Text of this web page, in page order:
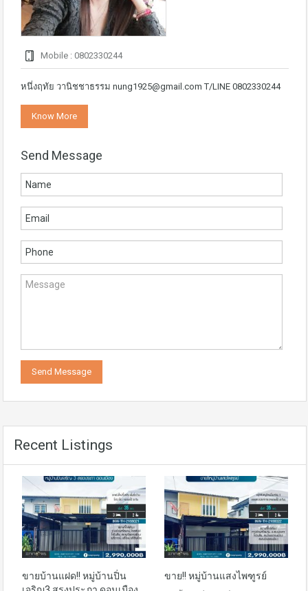
Mobile : 0802330244
หนึ่งฤทัย วานิชชาธรรม nung1925@gmail.com T/LINE 0802330244
Know More
Send Message
Recent Listings
ขายบ้านแฝด!! หมู่บ้านปิ่น
ขาย!! หมู่บ้านแสงไพฑูรย์